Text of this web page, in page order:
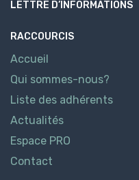
LETTRE D’INFORMATIONS
RACCOURCIS
Accueil
Qui sommes-nous?
Liste des adhérents
Actualités
Espace PRO
Contact